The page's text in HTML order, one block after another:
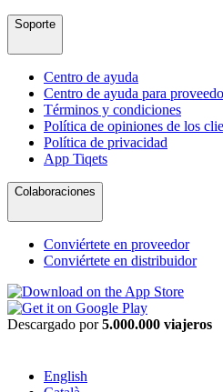
Soporte
Centro de ayuda
Centro de ayuda para
Términos y condiciones
Política de opiniones de los
Política de privacidad
App Tiqets
Colaboraciones
Conviértete en proveedor
Conviértete en distribuidor
Descargado por5.000.000 viajeros
English